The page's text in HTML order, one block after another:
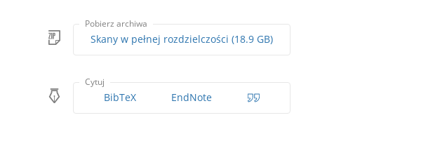
Pobierz archiwa
Skany w pełnej rozdzielczości (18.9 GB)
Cytuj
BibTeX EndNote